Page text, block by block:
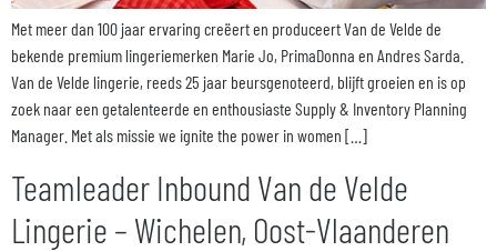
Met meer dan 100 jaar ervaring creëert en produceert Van de Velde de
bekende premium lingeriemerken Marie Jo, PrimaDonna en Andres Sarda.
Van de Velde lingerie, reeds 25 jaar beursgenoteerd, blijft groeien en is op
zoek naar een getalenteerde en enthousiaste Supply & Inventory Planning
Manager. Met als missie we ignite the power in women […]
Teamleader Inbound Van de Velde
Lingerie – Wichelen, Oost-Vlaanderen